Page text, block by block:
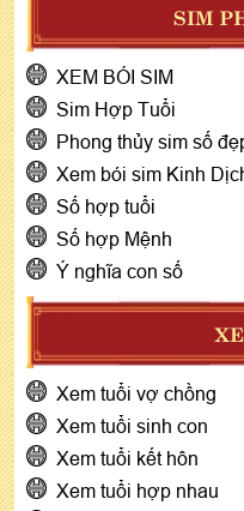
SIM
XEM BÓI SIM
Sim Hợp Tuổi
Phong thủy sim số
Xem bói sim Kinh
Số hợp tuổi
Số hợp Mệnh
Ý nghĩa con số
Xem tuổi vợ chồng
Xem tuổi sinh con
Xem tuổi kết hôn
Xem tuổi hợp nhau